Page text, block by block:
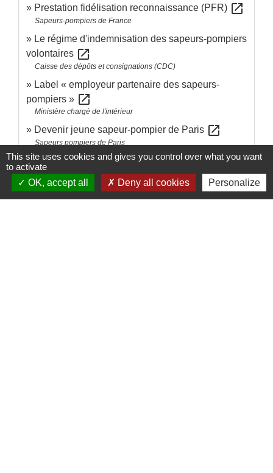
Prestation fidélisation reconnaissance (PFR) open_in_new
Sapeurs-pompiers de France
Le régime d'indemnisation des sapeurs-pompiers
volontaires open_in_new
Caisse des dépôts et consignations (CDC)
Label « employeur partenaire des sapeurs-
pompiers » open_in_new
Ministère chargé de l'intérieur
Devenir jeune sapeur-pompier de Paris open_in_new
Sapeurs pompiers de Paris
Signaler une erreur sur cette page
This site uses cookies and gives you control over what you want
to activate
OK, accept all
Deny all cookies Personalize